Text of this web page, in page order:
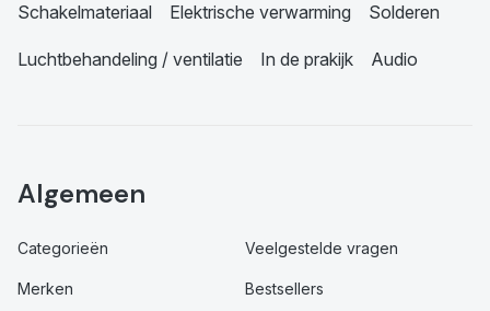
Schakelmateriaal Elektrische verwarming Solderen
Luchtbehandeling / ventilatie In de prakijk Audio
Algemeen
Categorieën Veelgestelde vragen
Merken Bestsellers